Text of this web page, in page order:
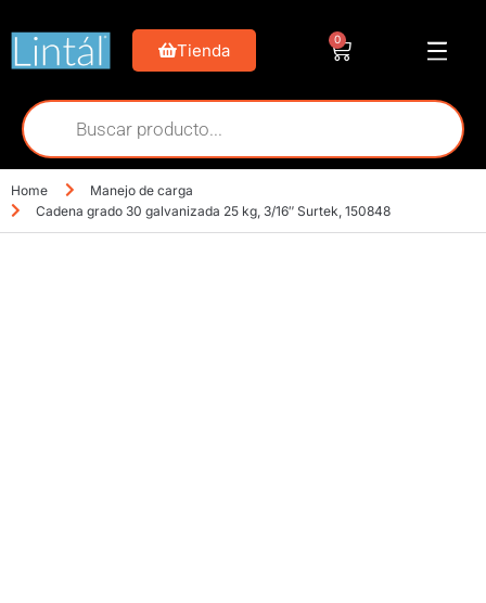
Tienda
0
Home
Manejo de carga
Cadena grado 30 galvanizada 25 kg, 3/16″ Surtek, 150848